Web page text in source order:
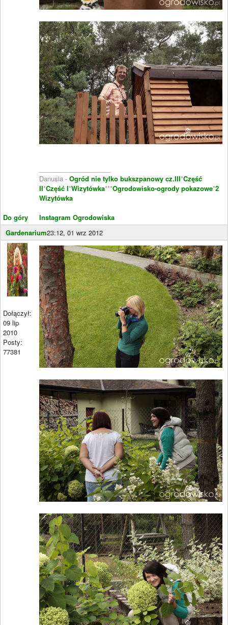
Do góry
Danusia - Ogród nie tylko bukszpanowy cz.III*Część
II*Część I*Wizytówka***Ogrodowisko-ogrody pokazowe*2
Wizytówka
Instagram Ogrodowiska
Gardenarium23:12, 01 wrz 2012
Dołączył:
09 lip
2010
Posty:
77381